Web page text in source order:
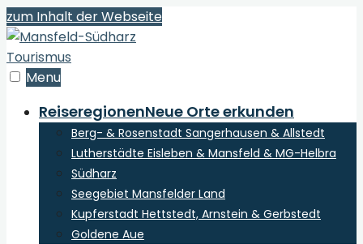
zum Inhalt der Webseite
Menu
ReiseregionenNeue Orte erkunden
Berg- & Rosenstadt Sangerhausen & Allstedt
Lutherstädte Eisleben & Mansfeld & MG-Helbra
Südharz
Seegebiet Mansfelder Land
Kupferstadt Hettstedt, Arnstein & Gerbstedt
Goldene Aue